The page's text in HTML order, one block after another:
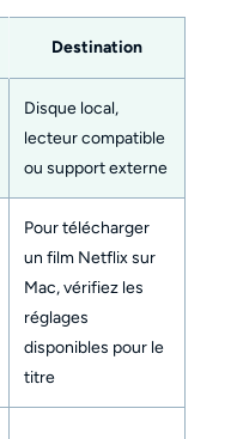
Destination
Disque local,
lecteur compatible
ou support externe
Pour télécharger
un film Netflix sur
Mac, vérifiez les
réglages
disponibles pour le
titre